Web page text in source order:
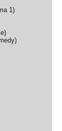
1)
)
)